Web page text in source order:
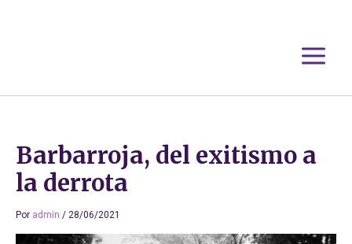
Barbarroja, del exitismo a
la derrota
Por admin / 28/06/2021